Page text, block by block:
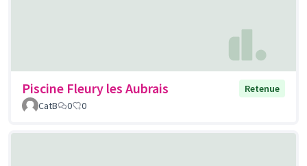
Piscine Fleury les Aubrais
Retenue
CatB
0 0